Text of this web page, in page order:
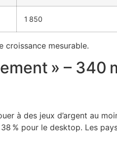
1 850
croissance mesurable.
» – 340
à des jeux d’argent au
% pour le desktop. Les